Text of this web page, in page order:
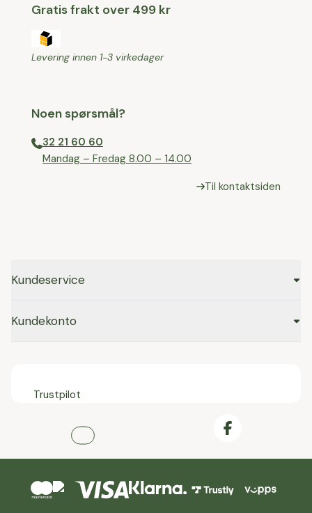
Gratis frakt over 499 kr
Levering innen 1-3 virkedager
Noen spørsmål?
32 21 60 60
⁠Mandag – Fredag 8.00 – 14.00
Til kontaktsiden
Kundeservice
Kundekonto
Trustpilot